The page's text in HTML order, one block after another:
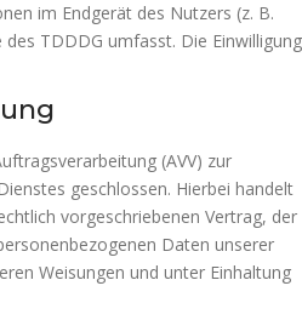
im Endgerät des Nutzers (z. B.
TDDDG umfasst. Die Einwilligung
(AVV) zur
geschlossen. Hierbei handelt
vorgeschriebenen Vertrag, der
Daten unserer
Weisungen und unter Einhaltung